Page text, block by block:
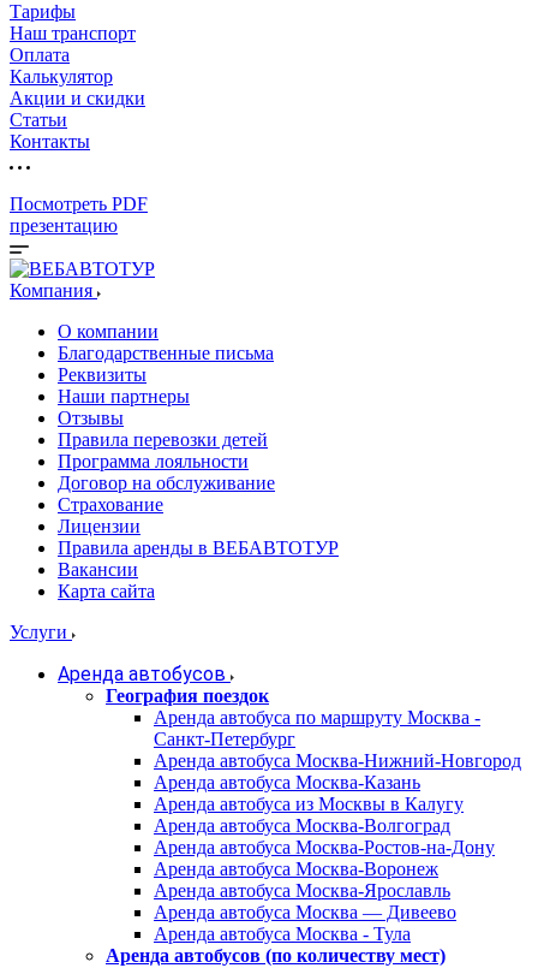
Тарифы
Наш транспорт
Оплата
Калькулятор
Акции и скидки
Статьи
Контакты
Посмотреть PDF
презентацию
Компания
О компании
Благодарственные письма
Реквизиты
Наши партнеры
Отзывы
Правила перевозки детей
Программа лояльности
Договор на обслуживание
Страхование
Лицензии
Правила аренды в ВЕБАВТОТУР
Вакансии
Карта сайта
Услуги
Аренда автобусов
География поездок
Аренда автобуса по маршруту Москва -
Санкт-Петербург
Аренда автобуса Москва-Нижний-Новгород
Аренда автобуса Москва-Казань
Аренда автобуса из Москвы в Калугу
Аренда автобуса Москва-Волгоград
Аренда автобуса Москва-Ростов-на-Дону
Аренда автобуса Москва-Воронеж
Аренда автобуса Москва-Ярославль
Аренда автобуса Москва — Дивеево
Аренда автобуса Москва - Тула
Аренда автобусов (по количеству мест)